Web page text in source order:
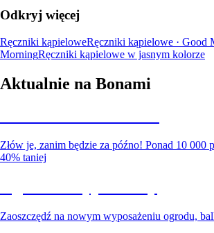
Odkryj więcej
Ręczniki kąpieloweRęczniki kąpielowe · Good
MorningRęczniki kąpielowe w jasnym kolorze
Aktualnie na Bonami
Złów je, zanim będzie za późno! Ponad 10 000
40% taniej
Zaoszczędź na nowym wyposażeniu ogrodu,